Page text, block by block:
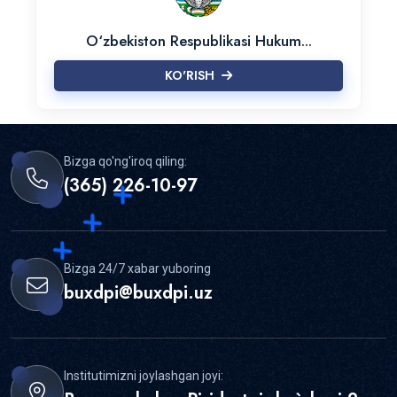
27.06.2026
27-iyun — Matbuot va ommaviy
axborot vositalari xodimlari kuni
Ish kuni Davlat madhiyasini birgalikda
ijro etish bilan boshlandi
kun davlat madhiyasi bilan boshlandi
17.06.2026
O‘zbekiston Respublikasi Hukum...
KO'RISH
Bizga qo'ng'iroq qiling:
(365) 226-10-97
Bizga 24/7 xabar yuboring
buxdpi@buxdpi.uz
Institutimizni joylashgan joyi: